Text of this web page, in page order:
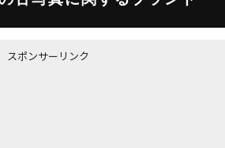
スポンサーリンク